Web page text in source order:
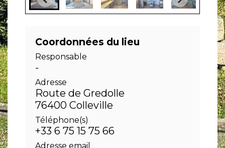
Coordonnées du lieu
Responsable
-
Adresse
Route de Gredolle
76400 Colleville
Téléphone(s)
+33 6 75 15 75 66
Adresse email